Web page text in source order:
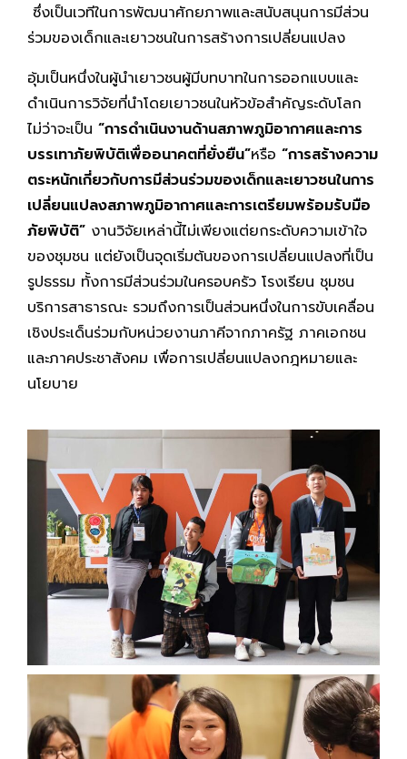
ซึ่งเป็นเวทีในการพัฒนาศักยภาพและสนับสนุนการมีส่วน
ร่วมของเด็กและเยาวชนในการสร้างการเปลี่ยนแปลง
อุ้มเป็นหนึ่งในผู้นำเยาวชนผู้มีบทบาทในการออกแบบและ
ดำเนินการวิจัยที่นำโดยเยาวชนในหัวข้อสำคัญระดับโลก
ไม่ว่าจะเป็น “การดำเนินงานด้านสภาพภูมิอากาศและการ
บรรเทาภัยพิบัติเพื่ออนาคตที่ยั่งยืน”หรือ “การสร้างความ
ตระหนักเกี่ยวกับการมีส่วนร่วมของเด็กและเยาวชนในการ
เปลี่ยนแปลงสภาพภูมิอากาศและการเตรียมพร้อมรับมือ
ภัยพิบัติ” งานวิจัยเหล่านี้ไม่เพียงแต่ยกระดับความเข้าใจ
ของชุมชน แต่ยังเป็นจุดเริ่มต้นของการเปลี่ยนแปลงที่เป็น
รูปธรรม ทั้งการมีส่วนร่วมในครอบครัว โรงเรียน ชุมชน
บริการสาธารณะ รวมถึงการเป็นส่วนหนึ่งในการขับเคลื่อน
เชิงประเด็นร่วมกับหน่วยงานภาคีจากภาครัฐ ภาคเอกชน
และภาคประชาสังคม เพื่อการเปลี่ยนแปลงกฎหมายและ
นโยบาย